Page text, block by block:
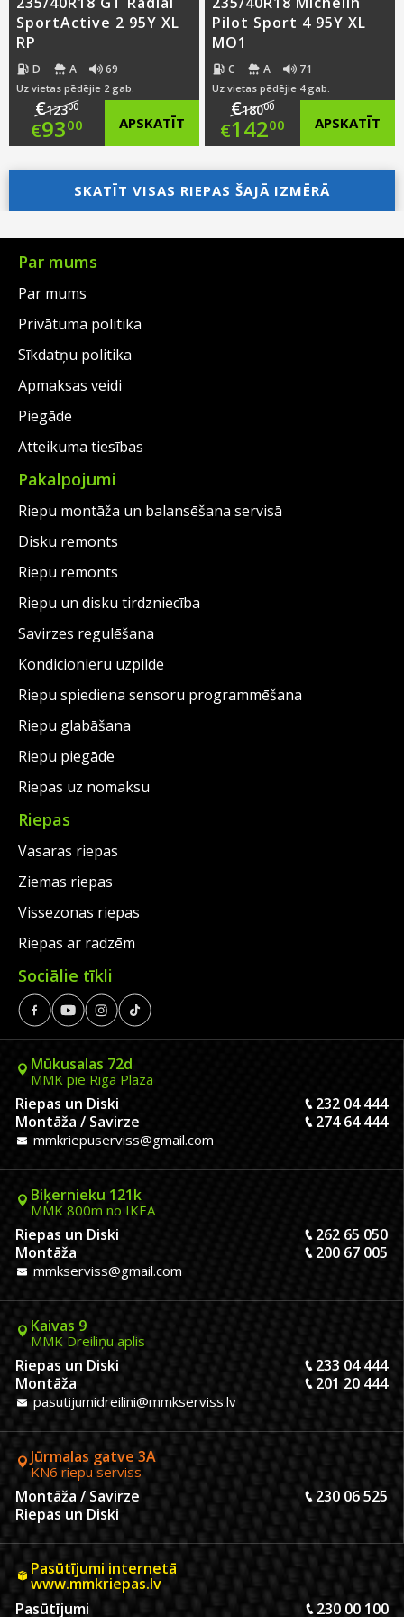
SportActive 2 95Y XL
RP
D A 69
Uz vietas pēdējie 2 gab.
€12300
Original
price
was:
€123.00.
€9300
Current
price
is:
€93.00.
APSKATĪT
Pilot Sport 4 95Y XL
MO1
C A 71
Uz vietas pēdējie 4 gab.
€18000
Original
price
was:
€180.00.
€14200
Current
price
is:
APSKATĪT
SKATĪT VISAS RIEPAS ŠAJĀ IZMĒRĀ
Par mums
Par mums
Privātuma politika
Sīkdatņu politika
Apmaksas veidi
Piegāde
Atteikuma tiesības
Pakalpojumi
Riepu montāža un balansēšana servisā
Disku remonts
Riepu remonts
Riepu un disku tirdzniecība
Savirzes regulēšana
Kondicionieru uzpilde
Riepu spiediena sensoru programmēšana
Riepu glabāšana
Riepu piegāde
Riepas uz nomaksu
Riepas
Vasaras riepas
Ziemas riepas
Vissezonas riepas
Riepas ar radzēm
Sociālie tīkli
Mūkusalas 72d
MMK pie Riga Plaza
Riepas un Diski
232 04 444
Montāža / Savirze
274 64 444
mmkriepuserviss@gmail.com
Biķernieku 121k
MMK 800m no IKEA
Riepas un Diski
262 65 050
Montāža
200 67 005
mmkserviss@gmail.com
Kaivas 9
MMK Dreiliņu aplis
Riepas un Diski
233 04 444
Montāža
201 20 444
pasutijumidreilini@mmkserviss.lv
Jūrmalas gatve 3A
KN6 riepu serviss
Montāža / Savirze
230 06 525
Riepas un Diski
Pasūtījumi internetā
www.mmkriepas.lv
Pasūtījumi
230 00 100